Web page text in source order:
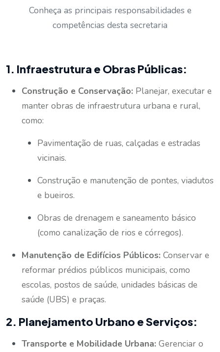
Conheça as principais responsabilidades e
competências desta secretaria
1. Infraestrutura e Obras Públicas:
Construção e Conservação: Planejar, executar e
manter obras de infraestrutura urbana e rural,
como:
Pavimentação de ruas, calçadas e estradas
vicinais.
Construção e manutenção de pontes, viadutos
e bueiros.
Obras de drenagem e saneamento básico
(como canalização de rios e córregos).
Manutenção de Edifícios Públicos: Conservar e
reformar prédios públicos municipais, como
escolas, postos de saúde, unidades básicas de
saúde (UBS) e praças.
2. Planejamento Urbano e Serviços:
Transporte e Mobilidade Urbana: Gerenciar o